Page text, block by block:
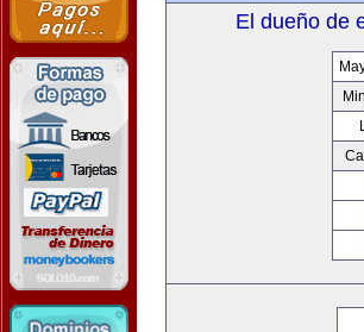
El dueño de